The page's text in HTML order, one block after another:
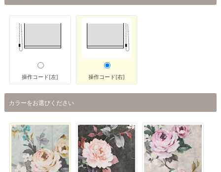
操作コード[左] 操作コード[右]
カラーをお選びください